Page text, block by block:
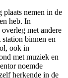
nemen in de
heb. In
met andere
binnen en
ook in
met muziek en
noemde
herkende in de